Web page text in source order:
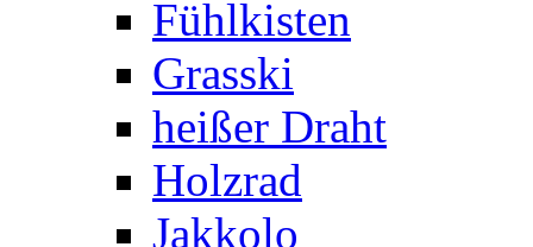
Fühlkisten
Grasski
heißer Draht
Holzrad
Jakkolo